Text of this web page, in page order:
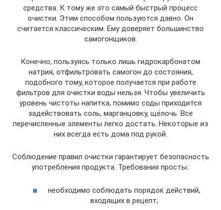
средства. К тому же это самый быстрый процесс
очистки. Этим способом пользуются давно. Он
считается классическим. Ему доверяет большинство
самогонщиков.
Конечно, пользуясь только лишь гидрокарбонатом
натрия, отфильтровать самогон до состояния,
подобного тому, которое получается при работе
фильтров для очистки воды нельзя. Чтобы увеличить
уровень чистоты напитка, помимо соды приходится
задействовать соль, марганцовку, щёлочь. Все
перечисленные элементы легко достать. Некоторые из
них всегда есть дома под рукой.
Соблюдение правил очистки гарантирует безопасность
употребления продукта. Требования просты.:
необходимо соблюдать порядок действий,
входящих в рецепт;